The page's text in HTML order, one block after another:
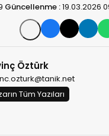
Güncellenme :19.03.2026
Öztürk
Tüm Yazıları